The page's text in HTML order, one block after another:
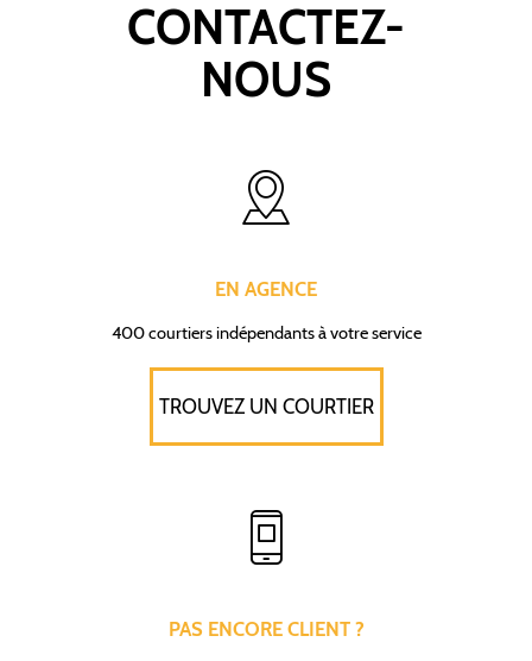
CONTACTEZ-
NOUS
EN AGENCE
400 courtiers indépendants à votre service
TROUVEZ UN COURTIER
PAS ENCORE CLIENT ?